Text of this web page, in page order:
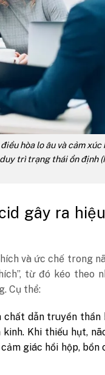
hòa lo âu và cảm xúc
trì trạng thái ổn định
gây ra
và ức chế trong
từ đó kéo theo
Cụ thể:
chất dẫn truyền thần
Khi thiếu hụt,
giác hồi hộp, bồn